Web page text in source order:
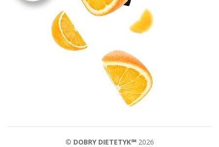
© DOBRY DIETETYK℠2026